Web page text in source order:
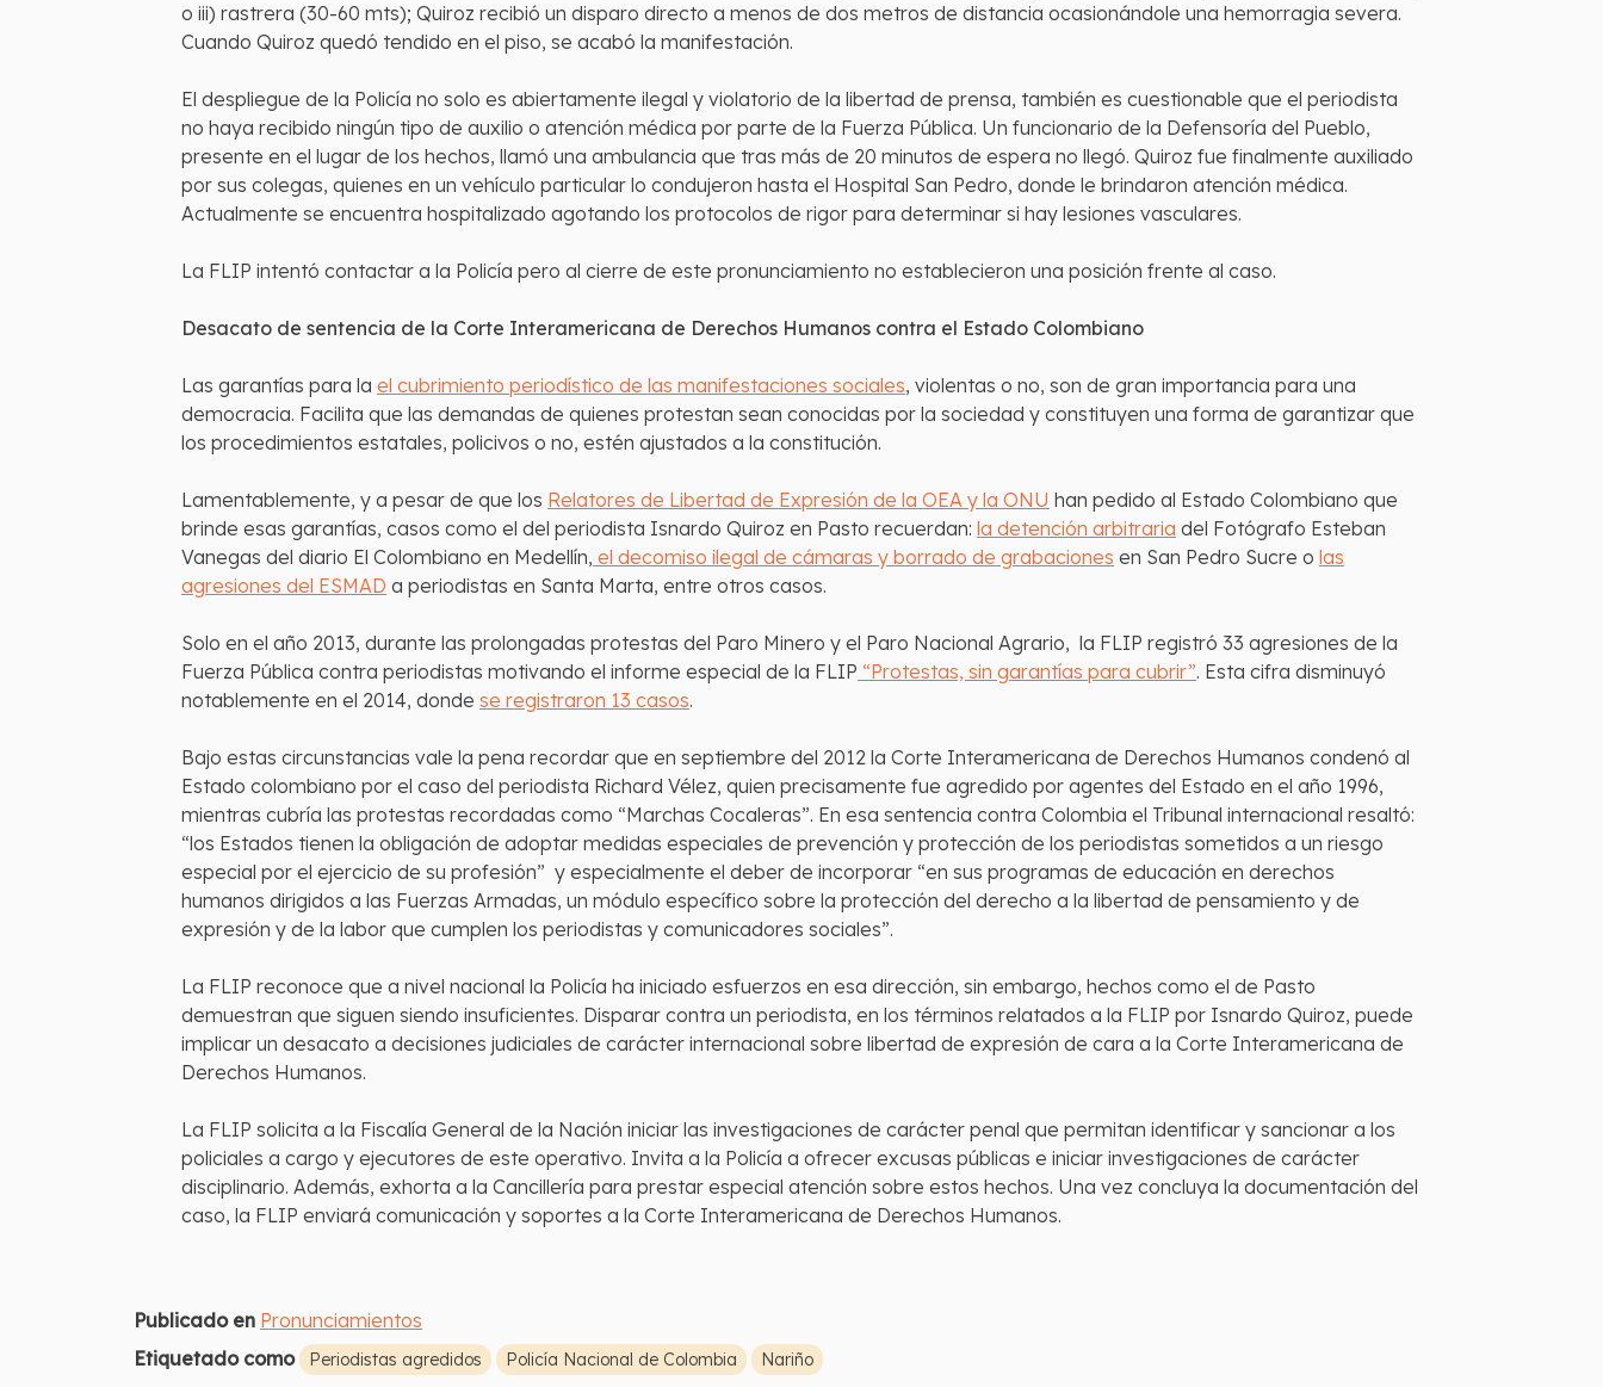
o iii) rastrera (30-60 mts); Quiroz recibió un disparo directo a menos de dos metros de distancia ocasionándole una hemorragia severa.
Cuando Quiroz quedó tendido en el piso, se acabó la manifestación.
El despliegue de la Policía no solo es abiertamente ilegal y violatorio de la libertad de prensa, también es cuestionable que el periodista
no haya recibido ningún tipo de auxilio o atención médica por parte de la Fuerza Pública. Un funcionario de la Defensoría del Pueblo,
presente en el lugar de los hechos, llamó una ambulancia que tras más de 20 minutos de espera no llegó. Quiroz fue finalmente auxiliado
por sus colegas, quienes en un vehículo particular lo condujeron hasta el Hospital San Pedro, donde le brindaron atención médica.
Actualmente se encuentra hospitalizado agotando los protocolos de rigor para determinar si hay lesiones vasculares.
La FLIP intentó contactar a la Policía pero al cierre de este pronunciamiento no establecieron una posición frente al caso.
Desacato de sentencia de la Corte Interamericana de Derechos Humanos contra el Estado Colombiano
Las garantías para la el cubrimiento periodístico de las manifestaciones sociales, violentas o no, son de gran importancia para una
democracia. Facilita que las demandas de quienes protestan sean conocidas por la sociedad y constituyen una forma de garantizar que
los procedimientos estatales, policivos o no, estén ajustados a la constitución.
Lamentablemente, y a pesar de que los Relatores de Libertad de Expresión de la OEA y la ONU han pedido al Estado Colombiano que
brinde esas garantías, casos como el del periodista Isnardo Quiroz en Pasto recuerdan: la detención arbitraria del Fotógrafo Esteban
Vanegas del diario El Colombiano en Medellín, el decomiso ilegal de cámaras y borrado de grabaciones en San Pedro Sucre o las
agresiones del ESMAD a periodistas en Santa Marta, entre otros casos.
Solo en el año 2013, durante las prolongadas protestas del Paro Minero y el Paro Nacional Agrario, la FLIP registró 33 agresiones de la
Fuerza Pública contra periodistas motivando el informe especial de la FLIP “Protestas, sin garantías para cubrir”. Esta cifra disminuyó
notablemente en el 2014, donde se registraron 13 casos.
Bajo estas circunstancias vale la pena recordar que en septiembre del 2012 la Corte Interamericana de Derechos Humanos condenó al
Estado colombiano por el caso del periodista Richard Vélez, quien precisamente fue agredido por agentes del Estado en el año 1996,
mientras cubría las protestas recordadas como “Marchas Cocaleras”. En esa sentencia contra Colombia el Tribunal internacional resaltó:
“los Estados tienen la obligación de adoptar medidas especiales de prevención y protección de los periodistas sometidos a un riesgo
especial por el ejercicio de su profesión” y especialmente el deber de incorporar “en sus programas de educación en derechos
humanos dirigidos a las Fuerzas Armadas, un módulo específico sobre la protección del derecho a la libertad de pensamiento y de
expresión y de la labor que cumplen los periodistas y comunicadores sociales”.
La FLIP reconoce que a nivel nacional la Policía ha iniciado esfuerzos en esa dirección, sin embargo, hechos como el de Pasto
demuestran que siguen siendo insuficientes. Disparar contra un periodista, en los términos relatados a la FLIP por Isnardo Quiroz, puede
implicar un desacato a decisiones judiciales de carácter internacional sobre libertad de expresión de cara a la Corte Interamericana de
Derechos Humanos.
La FLIP solicita a la Fiscalía General de la Nación iniciar las investigaciones de carácter penal que permitan identificar y sancionar a los
policiales a cargo y ejecutores de este operativo. Invita a la Policía a ofrecer excusas públicas e iniciar investigaciones de carácter
disciplinario. Además, exhorta a la Cancillería para prestar especial atención sobre estos hechos. Una vez concluya la documentación del
caso, la FLIP enviará comunicación y soportes a la Corte Interamericana de Derechos Humanos.
Publicado en Pronunciamientos
Etiquetado como
Periodistas agredidos Policía Nacional de Colombia Nariño